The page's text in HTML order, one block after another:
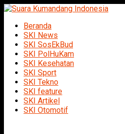
Beranda
SKI News
SKI SosEkBud
SKI PolHuKam
SKI Kesehatan
SKI Sport
SKI Tekno
SKI feature
SKI Artikel
SKI Otomotif